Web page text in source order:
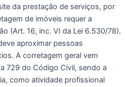
da prestação de serviços, por
de imóveis requer a
(Art. 16, inc. VI da Lei 6.530/78).
aproximar pessoas
A corretagem geral vem
729 do Código Civil, sendo a
como atividade profissional